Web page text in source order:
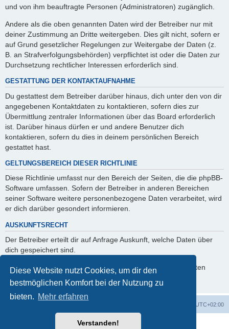
Diese Website nutzt Cookies, um dir den
bestmöglichen Komfort bei der Nutzung zu
bieten. Mehr erfahren
Verstanden!
und von ihm beauftragte Personen (Administratoren) zugänglich.
Andere als die oben genannten Daten wird der Betreiber nur mit
deiner Zustimmung an Dritte weitergeben. Dies gilt nicht, sofern er
auf Grund gesetzlicher Regelungen zur Weitergabe der Daten (z.
B. an Strafverfolgungsbehörden) verpflichtet ist oder die Daten zur
Durchsetzung rechtlicher Interessen erforderlich sind.
GESTATTUNG DER KONTAKTAUFNAHME
Du gestattest dem Betreiber darüber hinaus, dich unter den von dir
angegebenen Kontaktdaten zu kontaktieren, sofern dies zur
Übermittlung zentraler Informationen über das Board erforderlich
ist. Darüber hinaus dürfen er und andere Benutzer dich
kontaktieren, sofern du dies in deinem persönlichen Bereich
gestattet hast.
GELTUNGSBEREICH DIESER RICHTLINIE
Diese Richtlinie umfasst nur den Bereich der Seiten, die die phpBB-
Software umfassen. Sofern der Betreiber in anderen Bereichen
seiner Software weitere personenbezogene Daten verarbeitet, wird
er dich darüber gesondert informieren.
AUSKUNFTSRECHT
Der Betreiber erteilt dir auf Anfrage Auskunft, welche Daten über
dich gespeichert sind.
Du kannst jederzeit die Löschung bzw. Sperrung deiner Daten
verlangen. Kontaktiere hierzu bitte den Betreiber.
UTC+02:00
Powered byphpBB® Forum Software © phpBB Limited